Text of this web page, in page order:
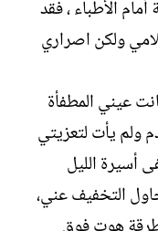
الأطباء ، فقد
ولكن اصراري
عيني المطفأة
ولم يأت لتعزيتي
أسيرة الليل
التخفيف عني،